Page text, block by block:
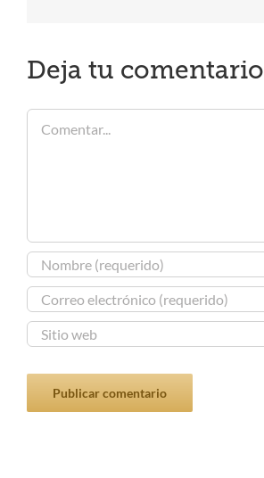
Deja tu comentario
Comentar